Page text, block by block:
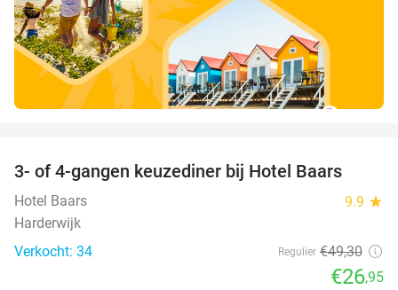
3- of 4-gangen keuzediner bij Hotel Baars
Hotel Baars 9.9 star
Harderwijk
Verkocht: 34
Regulier €49,30
€26,95